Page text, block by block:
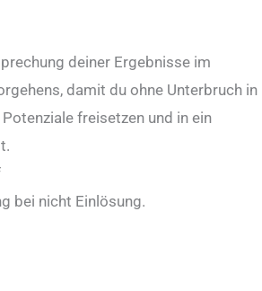
deiner Ergebnisse im
damit du ohne Unterbruch in
freisetzen und in ein
bei nicht Einlösung.